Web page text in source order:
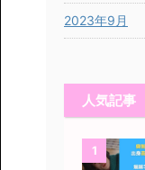
2023年9月
人気記事
1